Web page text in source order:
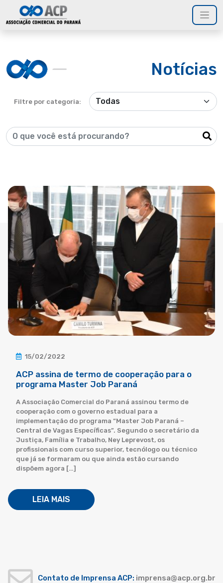
Notícias
Filtre por categoria:
15/02/2022
ACP assina de termo de cooperação para o
programa Master Job Paraná
A Associação Comercial do Paraná assinou termo de
cooperação com o governo estadual para a
implementação do programa “Master Job Paraná –
Central de Vagas Específicas”. Segundo o secretário da
Justiça, Família e Trabalho, Ney Leprevost, os
profissionais com curso superior, tecnólogo ou técnico
que já se formaram ou que ainda estão cursando
dispõem agora […]
LEIA MAIS
Contato de Imprensa ACP: imprensa@acp.org.br